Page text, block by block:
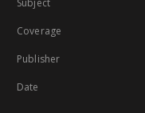
Subject
Coverage
Publisher
Date